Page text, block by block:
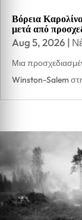
Βόρεια
μετά από
Aug 5, 2026 |
Μια
Winston-Salem στη